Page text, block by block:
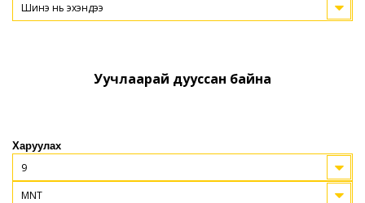
Шинэ нь эхэндээ
Уучлаарай дууссан байна
Харуулах
9
MNT